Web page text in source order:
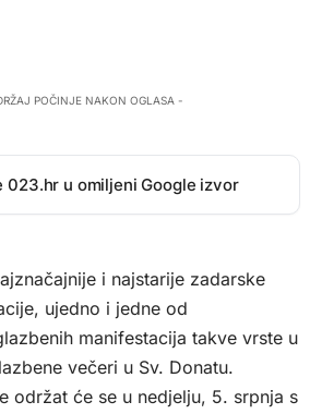
POČINJE NAKON OGLASA -
023.hr u omiljeni Google izvor
i najstarije zadarske
ujedno i jedne od
manifestacija takve vrste u
večeri u Sv. Donatu.
održat će se u nedjelju, 5. srpnja s